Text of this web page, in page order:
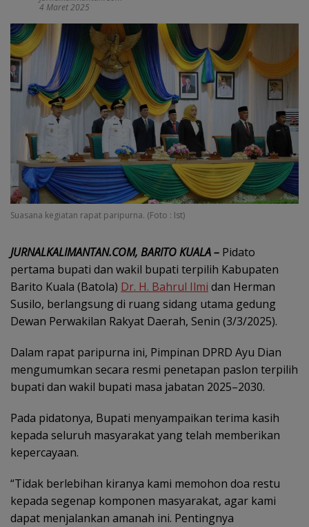
4 Maret 2025
Suasana kegiatan rapat paripurna. (Foto : Ist)
JURNALKALIMANTAN.COM, BARITO KUALA – Pidato
pertama bupati dan wakil bupati terpilih Kabupaten
Barito Kuala (Batola) Dr. H. Bahrul Ilmi dan Herman
Susilo, berlangsung di ruang sidang utama gedung
Dewan Perwakilan Rakyat Daerah, Senin (3/3/2025).
Dalam rapat paripurna ini, Pimpinan DPRD Ayu Dian
mengumumkan secara resmi penetapan paslon terpilih
bupati dan wakil bupati masa jabatan 2025–2030.
Pada pidatonya, Bupati menyampaikan terima kasih
kepada seluruh masyarakat yang telah memberikan
kepercayaan.
“Tidak berlebihan kiranya kami memohon doa restu
kepada segenap komponen masyarakat, agar kami
dapat menjalankan amanah ini. Pentingnya